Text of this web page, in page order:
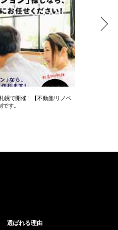
幌で開催！【不動産/リノベ
す。
選ばれる理由